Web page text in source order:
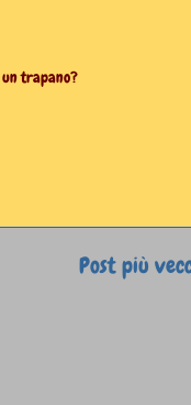
trapano?
Post più